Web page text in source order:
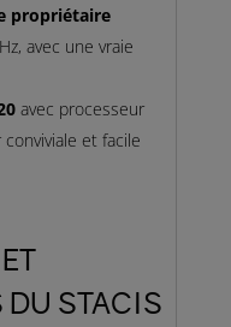
propriétaire
avec une vraie
avec processeur
et facile
STACIS